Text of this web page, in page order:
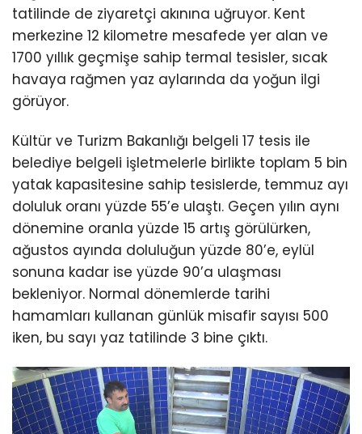
tatilinde de ziyaretçi akınına uğruyor. Kent
merkezine 12 kilometre mesafede yer alan ve
1700 yıllık geçmişe sahip termal tesisler, sıcak
havaya rağmen yaz aylarında da yoğun ilgi
görüyor.
Kültür ve Turizm Bakanlığı belgeli 17 tesis ile
belediye belgeli işletmelerle birlikte toplam 5 bin
yatak kapasitesine sahip tesislerde, temmuz ayı
doluluk oranı yüzde 55’e ulaştı. Geçen yılın aynı
dönemine oranla yüzde 15 artış görülürken,
ağustos ayında doluluğun yüzde 80’e, eylül
sonuna kadar ise yüzde 90’a ulaşması
bekleniyor. Normal dönemlerde tarihi
hamamları kullanan günlük misafir sayısı 500
iken, bu sayı yaz tatilinde 3 bine çıktı.